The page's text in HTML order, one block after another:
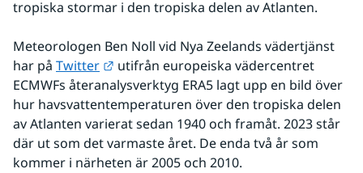
tropiska stormar i den tropiska delen av Atlanten.
Meteorologen Ben Noll vid Nya Zeelands vädertjänst
har på Twitter Länk till annan webbplats.
utifrån europeiska vädercentret
ECMWFs återanalysverktyg ERA5 lagt upp en bild över
hur havsvattentemperaturen över den tropiska delen
av Atlanten varierat sedan 1940 och framåt. 2023 står
där ut som det varmaste året. De enda två år som
kommer i närheten är 2005 och 2010.